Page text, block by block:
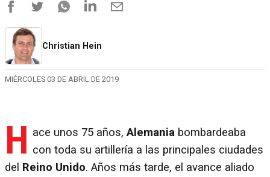
Christian Hein
MIÉRCOLES 03 DE ABRIL DE 2019
H ace unos 75 años,Alemania bombardeaba
con toda su artillería a las principales ciudades
del Reino Unido. Años más tarde, el avance aliado